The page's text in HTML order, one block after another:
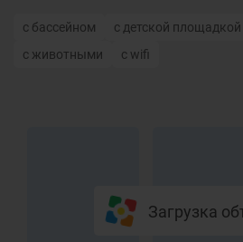
с бассейном с детской площадкой
с животными
с wifi
Загрузка